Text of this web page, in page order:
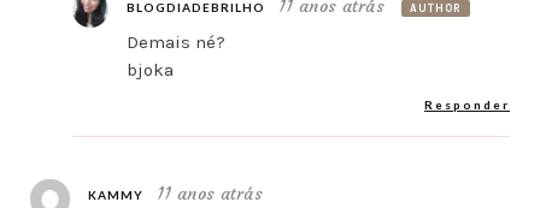
BLOGDIADEBRILHO 11 anos atrás AUTHOR
Demais né?
bjoka
Responder
KAMMY
11 anos atrás